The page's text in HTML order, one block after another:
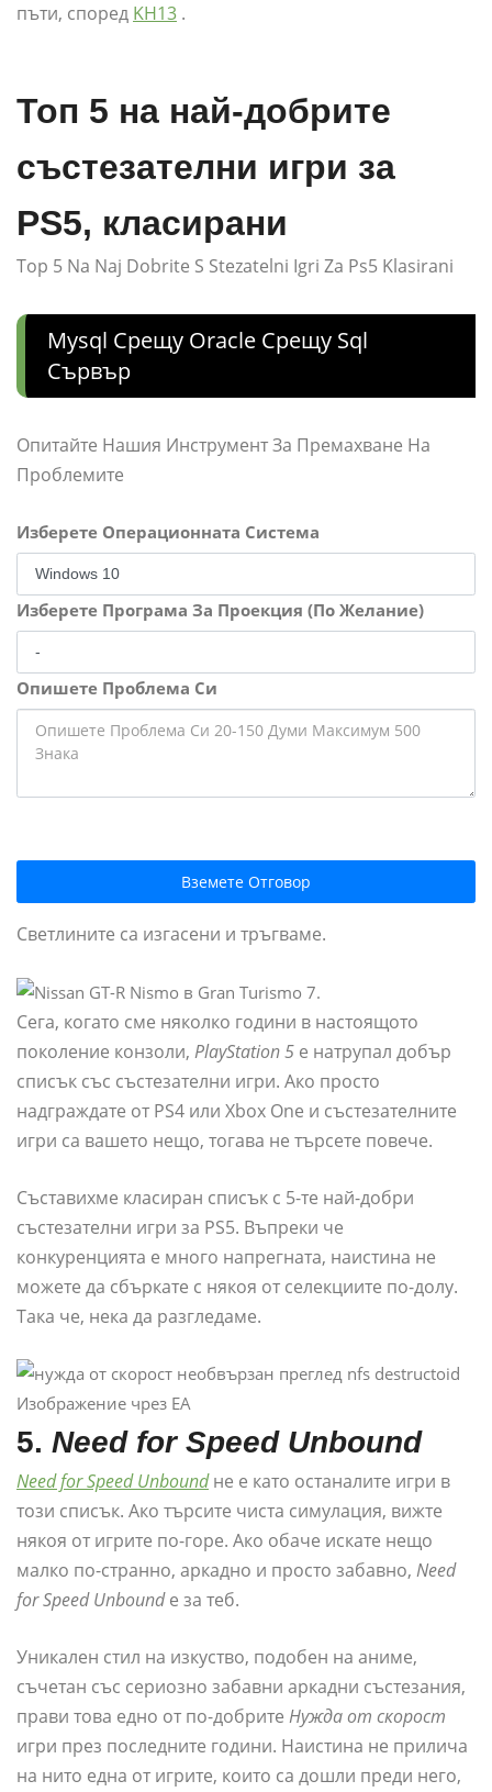
пъти, според KH13 .
Топ 5 на най-добрите
състезателни игри за
PS5, класирани
Top 5 Na Naj Dobrite S Stezatelni Igri Za Ps5 Klasirani
Mysql Срещу Oracle Срещу Sql
Сървър
Опитайте Нашия Инструмент За Премахване На
Проблемите
Изберете Операционната Система
Изберете Програма За Проекция (По Желание)
Опишете Проблема Си
Вземете Отговор
Светлините са изгасени и тръгваме.
Сега, когато сме няколко години в настоящото
поколение конзоли, PlayStation 5 е натрупал добър
списък със състезателни игри. Ако просто
надграждате от PS4 или Xbox One и състезателните
игри са вашето нещо, тогава не търсете повече.
Съставихме класиран списък с 5-те най-добри
състезателни игри за PS5. Въпреки че
конкуренцията е много напрегната, наистина не
можете да сбъркате с някоя от селекциите по-долу.
Така че, нека да разгледаме.
Изображение чрез EA
5. Need for Speed ​​Unbound
Need for Speed ​​Unbound не е като останалите игри в
този списък. Ако търсите чиста симулация, вижте
някоя от игрите по-горе. Ако обаче искате нещо
малко по-странно, аркадно и просто забавно, Need
for Speed ​​Unboundе за теб.
Уникален стил на изкуство, подобен на аниме,
съчетан със сериозно забавни аркадни състезания,
прави това едно от по-добрите Нужда от скорост
игри през последните години. Наистина не прилича
на нито една от игрите, които са дошли преди него,